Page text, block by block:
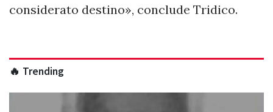
considerato destino», conclude Tridico.
🔥 Trending